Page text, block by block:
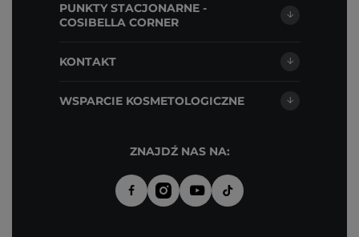
PUNKTY STACJONARNE -
COSIBELLA CORNER
KONTAKT
WSPARCIE KOSMETOLOGICZNE
ZNAJDŹ NAS NA: